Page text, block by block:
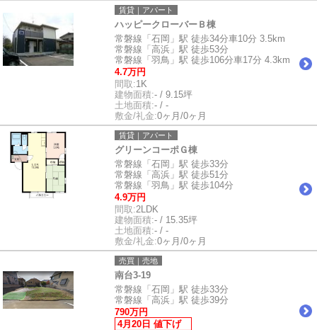
賃貸｜アパート
ハッピークローバーＢ棟
常磐線「石岡」駅 徒歩34分車10分 3.5km
常磐線「高浜」駅 徒歩53分
常磐線「羽鳥」駅 徒歩106分車17分 4.3km
4.7万円
間取:1K
建物面積:- / 9.15坪
土地面積:- / -
敷金/礼金:0ヶ月/0ヶ月
賃貸｜アパート
グリーンコーポＧ棟
常磐線「石岡」駅 徒歩33分
常磐線「高浜」駅 徒歩51分
常磐線「羽鳥」駅 徒歩104分
4.9万円
間取:2LDK
建物面積:- / 15.35坪
土地面積:- / -
敷金/礼金:0ヶ月/0ヶ月
売買｜売地
南台3-19
常磐線「石岡」駅 徒歩33分
常磐線「高浜」駅 徒歩39分
790万円
4月20日 値下げ